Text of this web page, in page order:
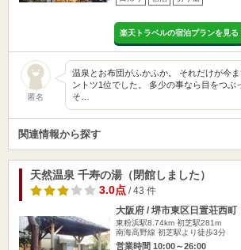
楽天トラベルの宿泊プランを見る
匿名
温泉とお布団がふかふか。 それだけが今
ントツ1位でした。 多少の事なら目をつぶ
そ…
関連情報から探す
天然温泉 千寿の湯（閉館しました）
3.0点/ 43 件
大阪府 / 堺市東区日置荘西町
東粉浜駅8.74km 初芝駅281m
南海高野線 初芝駅より徒歩3分
営業時間 10:00～26:00